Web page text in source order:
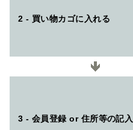
2 - 買い物カゴに入れる
3 - 会員登録 or 住所等の記入